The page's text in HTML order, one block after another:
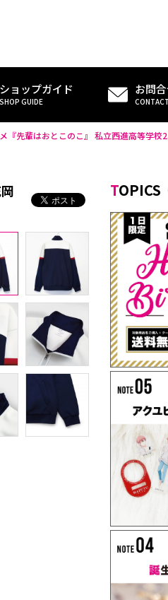
ョップガイド
GUIDE
お問
CONTACT
『先輩はおとこのこ』 私立西進高等学校
TOPICS